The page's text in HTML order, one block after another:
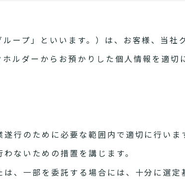
ループ」といいます。）は、お客様、当
ルダーからお預かりした個人情報を適
行のために必要な範囲内で適切に行い
ないための措置を講じます。
、一部を委託する場合には、十分に選